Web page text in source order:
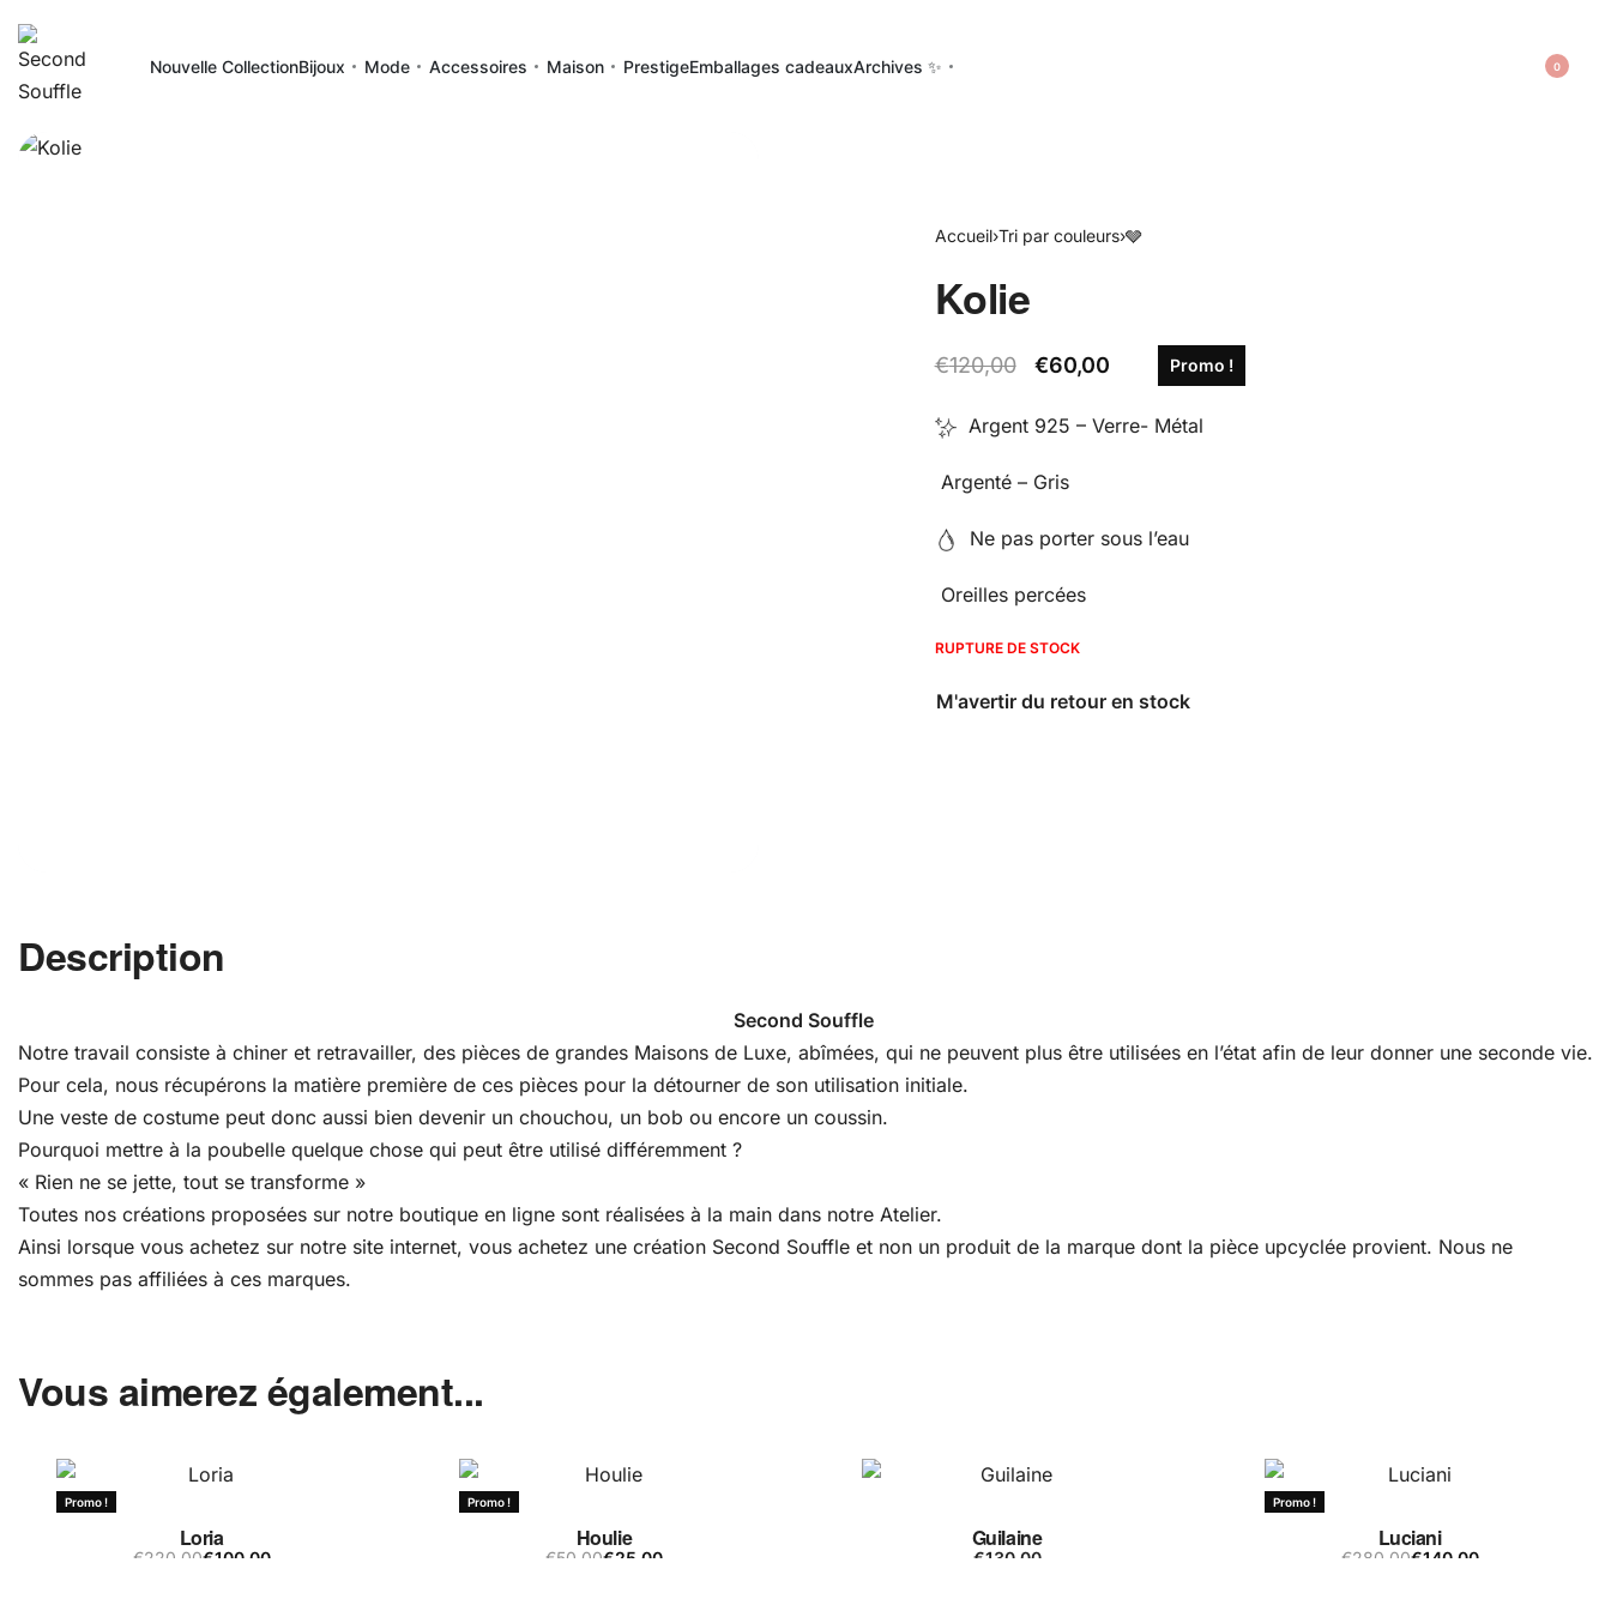
Nouvelle CollectionBijoux Mode Accessoires Maison PrestigeEmballages cadeauxArchives ✨ 0
Accueil›Tri par couleurs›🩶
Kolie
€120,00 €60,00 Promo !
Argent 925 – Verre- Métal
Argenté – Gris
Ne pas porter sous l’eau
Oreilles percées
RUPTURE DE STOCK
Description
Second Souffle
Notre travail consiste à chiner et retravailler, des pièces de grandes Maisons de Luxe, abîmées, qui ne peuvent plus être utilisées en l’état afin de leur donner une seconde vie.
Pour cela, nous récupérons la matière première de ces pièces pour la détourner de son utilisation initiale.
Une veste de costume peut donc aussi bien devenir un chouchou, un bob ou encore un coussin.
Pourquoi mettre à la poubelle quelque chose qui peut être utilisé différemment ?
« Rien ne se jette, tout se transforme »
Toutes nos créations proposées sur notre boutique en ligne sont réalisées à la main dans notre Atelier.
Ainsi lorsque vous achetez sur notre site internet, vous achetez une création Second Souffle et non un produit de la marque dont la pièce upcyclée provient. Nous ne
sommes pas affiliées à ces marques.
Vous aimerez également...
Promo !
Loria
€220,00€100,00
Promo !
Houlie
€50,00€25,00
Guilaine
€130,00
Promo !
Luciani
€280,00€140,00